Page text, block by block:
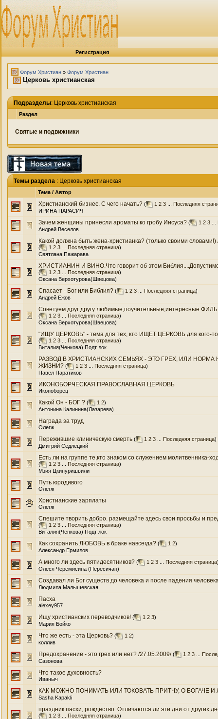
Регистрация
Форум Христиан » Форум Христиан
Церковь христианская
Подразделы: Церковь христианская
Раздел
Святые и подвижники
Темы раздела : Церковь христианская
Тема / Автор
Христианский бизнес. С чего начать? ( 1 2 3
Последняя
ИРИНА ПАРАСИЧ
Зачем женщины принесли ароматы ко гробу Иисуса? ( 1 2 3
Андрей Веселов
Какой должна быть жена-христианка? (только своими
( 1 2 3 Последняя страница)
Святлана Пажарава
ХРИСТИАНИН И ВИНО.Что говорит об этом Библия....Допустимо
( 1 2 3 Последняя страница)
Оксана Верхотурова(Швецова)
Спасает - Бог или Библия? ( 1 2 3 Последняя страница)
Андрей Ежов
Советуем друг другу любимые,поучительные,интересные
( 1 2 3 Последняя страница)
Оксана Верхотурова(Швецова)
"ИЩУ ЦЕРКОВЬ" - тема для тех, кто ИЩЕТ ЦЕРКОВЬ для кого-то
( 1 2 3 Последняя страница)
Виталия(Ченкова) Подт лок
РАЗВОД В ХРИСТИАНСКИХ СЕМЬЯХ - ЭТО ГРЕХ, ИЛИ
ЖИЗНИ? ( 1 2 3 Последняя страница)
Павел Паратиков
ИКОНОБОРЧЕСКАЯ ПРАВОСЛАВНАЯ ЦЕРКОВЬ
Иконоборец
Какой Он - БОГ ? ( 1 2)
Антонина Калинина(Лазарева)
Награда за труд
Олегж
Пережившие клиническую смерть ( 1 2 3 Последняя страница)
Дмитрий Седлецкий
Есть ли на группе те,кто знаком со служением молитвенника-
( 1 2 3 Последняя страница)
Мзия Цкипуришвили
Путь юродивого
Олегж
Христианские зарплаты
Олегж
Спешите творить добро. размещайте здесь свои просьбы и
( 1 2 3 Последняя страница)
Виталия(Ченкова) Подт лок
Как сохранить ЛЮБОВЬ в браке навсегда? ( 1 2)
Александр Ермилов
А много ли здесь пятидесятников? ( 1 2 3 Последняя страница
Олеся Черемисина (Пересичан)
Создавал ли Бог существ до человека и после падения
Людмила Малышевская
Пасха
alexey957
Ищу христианских переводчиков! ( 1 2 3)
Мария Бойко
Что же есть - эта Церковь? ( 1 2)
коллив
Предохранение - это грех или нет? /27.05.2009/ ( 1 2 3
Сазонова
Что такое духовность?
Иваныч
КАК МОЖНО ПОНИМАТЬ ИЛИ ТОКОВАТЬ ПРИТЧУ, О БОГАЧЕ И
Sasha Kapakli
праздник пасхи, рождество. Отличаются ли эти дни от других
( 1 2 3 Последняя страница)